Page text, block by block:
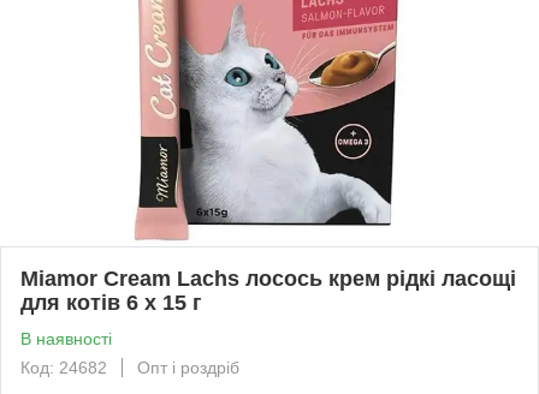
Miamor Cream Lachs лосось крем рідкі ласощі
для котів 6 х 15 г
В наявності
Код: 24682
Опт і роздріб